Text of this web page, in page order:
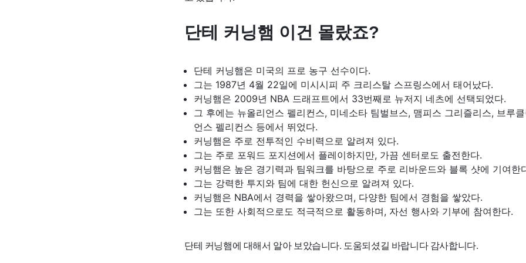
단테 커닝햄 이건 몰랐죠?
단테 커닝햄은 미국의 프로 농구 선수이다.
그는 1987년 4월 22일에 미시시피 주 크리스탈 스프링스에서 태어났다.
커닝햄은 2009년 NBA 드래프트에서 33번째로 뉴저지 네츠에 선택되었다.
그 후에는 뉴올리언스 펠리컨스, 미네소타 팀벌브스, 맴피스 그리즐리스, 브루
언스 펠리컨스 등에서 뛰었다.
커닝햄은 주로 전투적인 수비력으로 알려져 있다.
그는 주로 포워드 포지션에서 플레이하지만, 가끔 센터로도 출전한다.
커닝햄은 높은 경기력과 팀워크를 바탕으로 주로 리바운드와 블록 샷에 기여한
그는 강력한 투지와 팀에 대한 헌신으로 알려져 있다.
커닝햄은 NBA에서 경력을 쌓아왔으며, 다양한 팀에서 경험을 쌓았다.
그는 또한 사회적으로도 적극적으로 활동하며, 자선 행사와 기부에 참여한다.
단테 커닝햄에 대해서 알아 보았습니다. 도움되셨길 바랍니다 감사합니다.